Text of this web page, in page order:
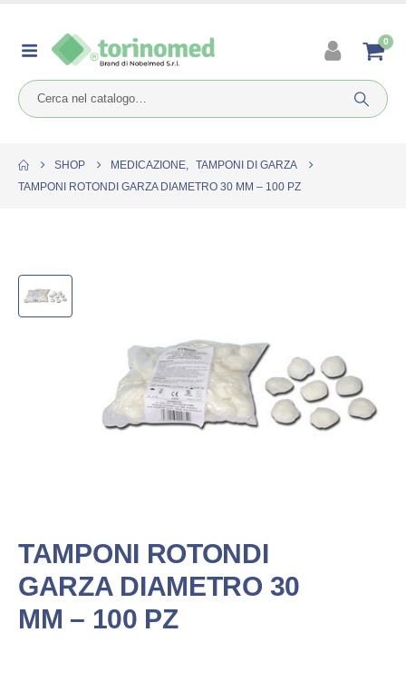
0
SHOP MEDICAZIONE, TAMPONI DI GARZA
TAMPONI ROTONDI GARZA DIAMETRO 30 MM – 100 PZ
TAMPONI ROTONDI
GARZA DIAMETRO 30
MM – 100 PZ